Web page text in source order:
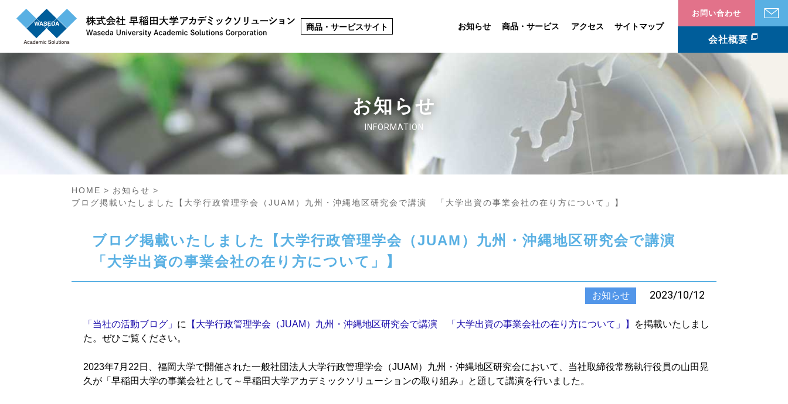
商品・サービスサイト お知らせ 商品・サービス アクセス サイトマップ
お問い合わせ
会社概要
お知らせ
INFORMATION
HOME
お知らせ
ブログ掲載いたしました【大学行政管理学会（JUAM）九州・沖縄地区研究会で講演 「大学出資の事業会社の在り方について」】
ブログ掲載いたしました【大学行政管理学会（JUAM）九州・沖縄地区研究会で講演
「大学出資の事業会社の在り方について」】
お知らせ 2023/10/12
「当社の活動ブログ」 に 【大学行政管理学会（JUAM）九州・沖縄地区研究会で講演 「大学出資の事業会社の在り方について」】
を掲載いたしまし
た。ぜひご覧ください。
2023年7月22日、福岡大学で開催された一般社団法人大学行政管理学会（JUAM）九州・沖縄地区研究会において、当社取締役常務執行役員の山田晃
久が「早稲田大学の事業会社として～早稲田大学アカデミックソリューションの取り組み」と題して講演を行いました。